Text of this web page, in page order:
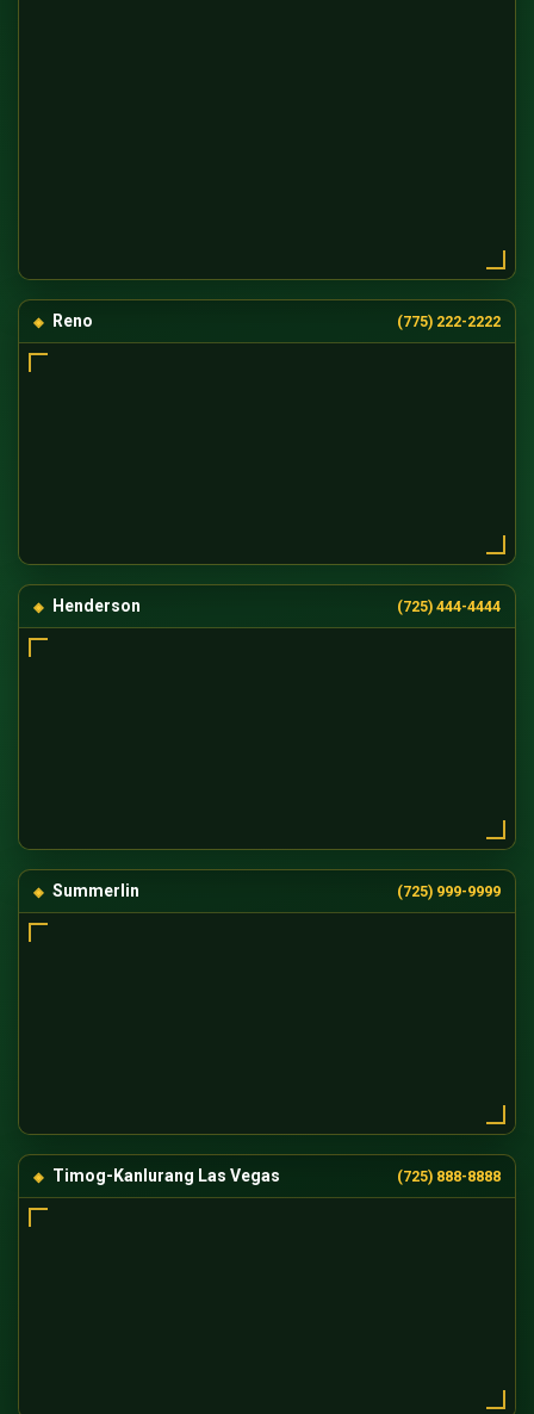
Reno (775) 222-2222
Henderson (725) 444-4444
Summerlin (725) 999-9999
Timog-Kanlurang Las Vegas (725) 888-8888